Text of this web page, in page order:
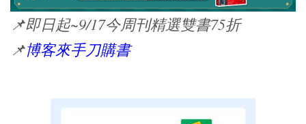
📌即日起~9/17今周刊精選雙書75折
📌博客來手刀購書